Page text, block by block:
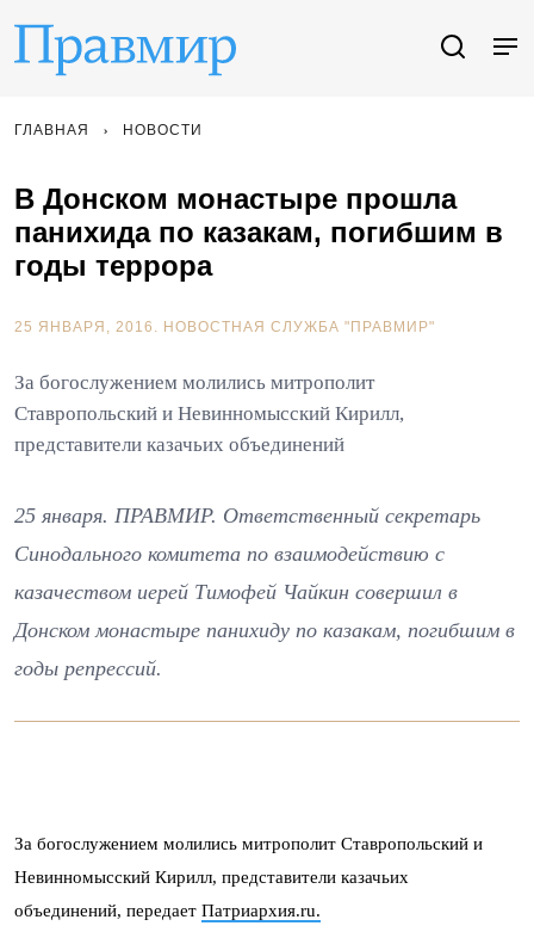
ГЛАВНАЯ НОВОСТИ
В Донском монастыре прошла
панихида по казакам, погибшим в
годы террора
25 ЯНВАРЯ, 2016. НОВОСТНАЯ СЛУЖБА "ПРАВМИР"
За богослужением молились митрополит
Ставропольский и Невинномысский Кирилл,
представители казачьих объединений
25 января. ПРАВМИР. Ответственный секретарь
Синодального комитета по взаимодействию с
казачеством иерей Тимофей Чайкин совершил в
Донском монастыре панихиду по казакам, погибшим в
годы репрессий.
За богослужением молились митрополит Ставропольский и
Невинномысский Кирилл, представители казачьих
объединений, передает Патриархия.ru.